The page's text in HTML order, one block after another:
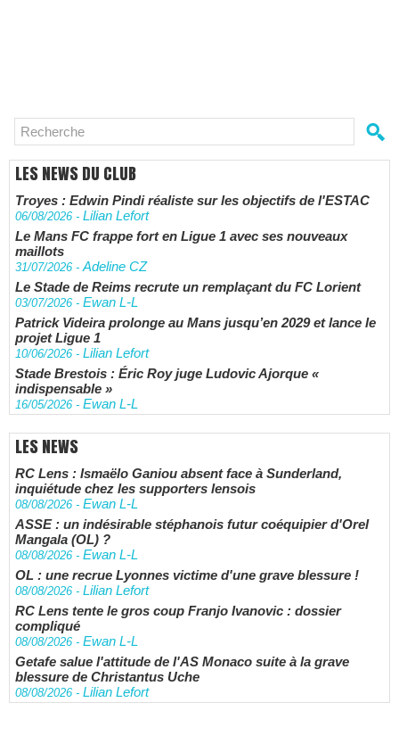
LES NEWS DU CLUB
Troyes : Edwin Pindi réaliste sur les objectifs de l'ESTAC
06/08/2026 - Lilian Lefort
Le Mans FC frappe fort en Ligue 1 avec ses nouveaux
maillots
31/07/2026 -Adeline CZ
Le Stade de Reims recrute un remplaçant du FC Lorient
03/07/2026 - Ewan L-L
Patrick Videira prolonge au Mans jusqu’en 2029 et lance le
projet Ligue 1
10/06/2026 - Lilian Lefort
Stade Brestois : Éric Roy juge Ludovic Ajorque «
indispensable »
16/05/2026 - Ewan L-L
LES NEWS
RC Lens : Ismaëlo Ganiou absent face à Sunderland,
inquiétude chez les supporters lensois
08/08/2026 - Ewan L-L
ASSE : un indésirable stéphanois futur coéquipier d'Orel
Mangala (OL) ?
08/08/2026 - Ewan L-L
OL : une recrue Lyonnes victime d'une grave blessure !
08/08/2026 - Lilian Lefort
RC Lens tente le gros coup Franjo Ivanovic : dossier
compliqué
08/08/2026 - Ewan L-L
Getafe salue l'attitude de l'AS Monaco suite à la grave
blessure de Christantus Uche
08/08/2026 - Lilian Lefort